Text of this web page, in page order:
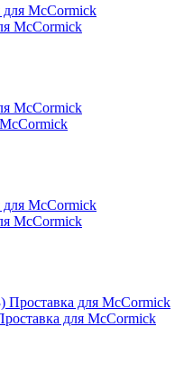
McCormick
McCormick
для McCormick